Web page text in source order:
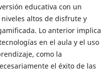
educativa con un
altos de disfrute y
Lo anterior implica
en el aula y el uso
como la
el éxito de las